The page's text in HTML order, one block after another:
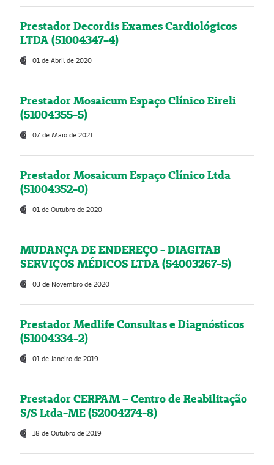
Prestador Decordis Exames Cardiológicos
LTDA (51004347-4)
01 de Abril de 2020
Prestador Mosaicum Espaço Clínico Eireli
(51004355-5)
07 de Maio de 2021
Prestador Mosaicum Espaço Clínico Ltda
(51004352-0)
01 de Outubro de 2020
MUDANÇA DE ENDEREÇO - DIAGITAB
SERVIÇOS MÉDICOS LTDA (54003267-5)
03 de Novembro de 2020
Prestador Medlife Consultas e Diagnósticos
(51004334-2)
01 de Janeiro de 2019
Prestador CERPAM – Centro de Reabilitação
S/S Ltda-ME (52004274-8)
18 de Outubro de 2019